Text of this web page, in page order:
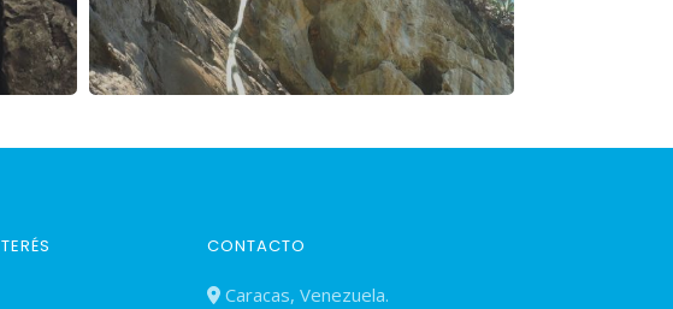
CONTACTO
Caracas, Venezuela.